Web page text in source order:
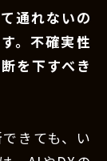
通れないの
。不確実性
を下すべき
きても、い